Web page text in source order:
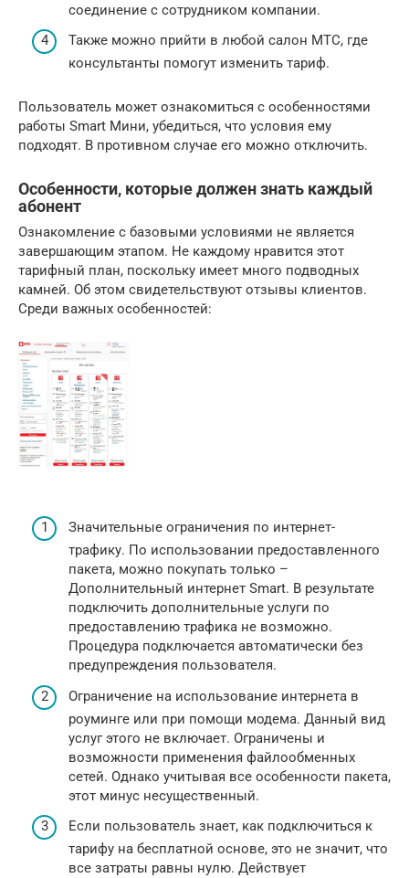
соединение с сотрудником компании.
Также можно прийти в любой салон МТС, где
консультанты помогут изменить тариф.
Пользователь может ознакомиться с особенностями
работы Smart Мини, убедиться, что условия ему
подходят. В противном случае его можно отключить.
Особенности, которые должен знать каждый
абонент
Ознакомление с базовыми условиями не является
завершающим этапом. Не каждому нравится этот
тарифный план, поскольку имеет много подводных
камней. Об этом свидетельствуют отзывы клиентов.
Среди важных особенностей:
Значительные ограничения по интернет-
трафику. По использовании предоставленного
пакета, можно покупать только –
Дополнительный интернет Smart. В результате
подключить дополнительные услуги по
предоставлению трафика не возможно.
Процедура подключается автоматически без
предупреждения пользователя.
Ограничение на использование интернета в
роуминге или при помощи модема. Данный вид
услуг этого не включает. Ограничены и
возможности применения файлообменных
сетей. Однако учитывая все особенности пакета,
этот минус несущественный.
Если пользователь знает, как подключиться к
тарифу на бесплатной основе, это не значит, что
все затраты равны нулю. Действует